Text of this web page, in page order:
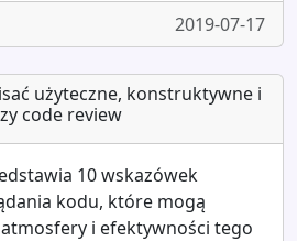
2019-07-17
użyteczne, konstruktywne i
code review
10 wskazówek
kodu, które mogą
i efektywności tego